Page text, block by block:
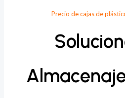
Precio de cajas de